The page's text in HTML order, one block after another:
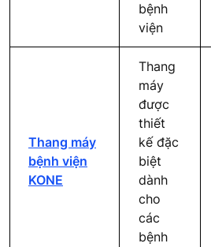
bệnh
viện
Thang máy
bệnh viện
KONE
Thang
máy
được
thiết
kế đặc
biệt
dành
cho
các
bệnh